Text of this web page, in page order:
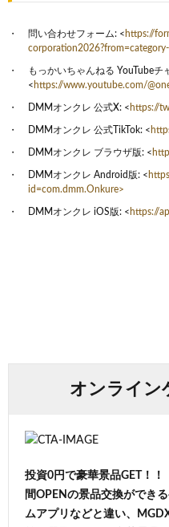
問い合わせフォーム: < https://
もっかいちゃんねる YouTubeチ
< https://www.youtube.com/
DMMオンクレ 公式X: < https://
DMMオンクレ 公式TikTok: <
DMMオンクレ ブラウザ版: <
DMMオンクレ Android版: <
id=com.dmm.Onkure>
DMMオンクレ iOS版: < https://
オンライン
投資0円で豪華景品GET！
間OPENの景品交換ができ
ムアプリなどと違い、